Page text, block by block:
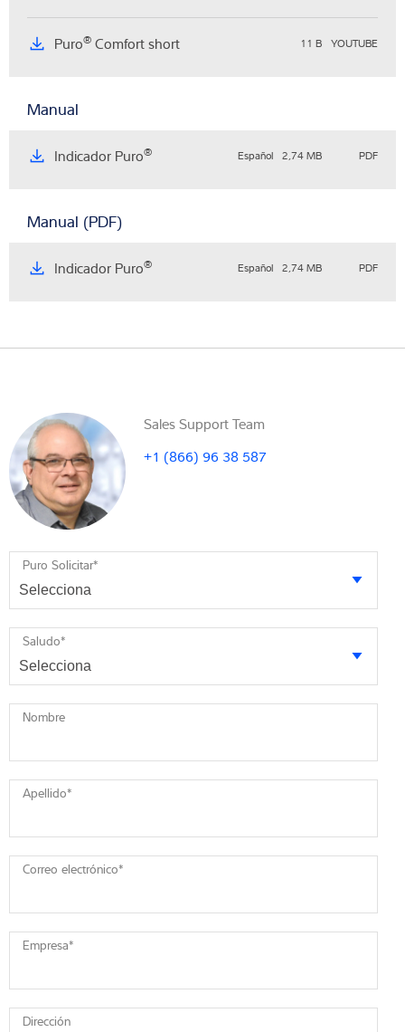
Puro® Comfort short 11 B YOUTUBE
Manual
Indicador Puro® Español 2,74 MB PDF
Manual (PDF)
Indicador Puro® Español 2,74 MB PDF
Sales Support Team
+1 (866) 96 38 587
Puro Solicitar*
Saludo*
Nombre
Apellido*
Correo electrónico*
Empresa*
Dirección